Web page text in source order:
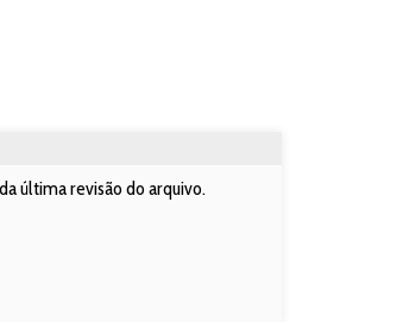
última revisão do arquivo.